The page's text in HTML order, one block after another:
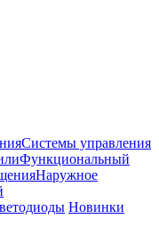
Системы управления
Функциональный
Наружное
Новинки